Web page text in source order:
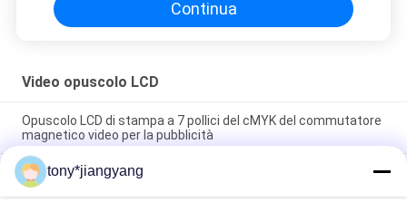
Continua
Video opuscolo LCD
Opuscolo LCD di stampa a 7 pollici del cMYK del commutatore
magnetico video per la pubblicità
monitor portatile di gioco del monitor del video opuscolo LCD di
1080P HDMI 15,6» per PS4 Xbox
tony*jiangyang